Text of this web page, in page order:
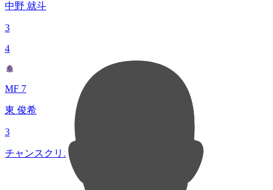
中野 就斗
3
4
MF 7
東 俊希
3
チャンスクリエイト総数